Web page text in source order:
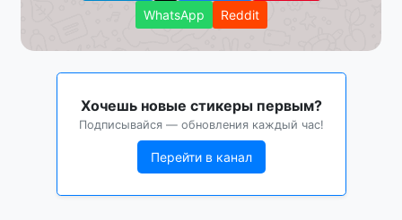
WhatsApp
Reddit
Хочешь новые стикеры первым?
Подписывайся — обновления каждый час!
Перейти в канал